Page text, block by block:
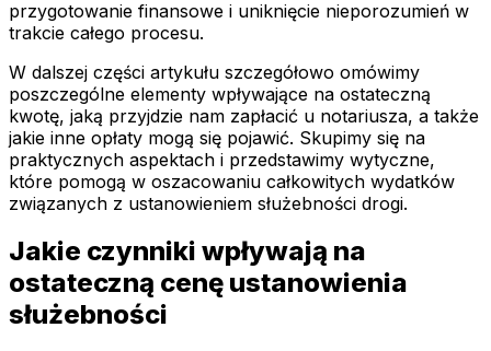
przygotowanie finansowe i uniknięcie nieporozumień w
trakcie całego procesu.
W dalszej części artykułu szczegółowo omówimy
poszczególne elementy wpływające na ostateczną
kwotę, jaką przyjdzie nam zapłacić u notariusza, a także
jakie inne opłaty mogą się pojawić. Skupimy się na
praktycznych aspektach i przedstawimy wytyczne,
które pomogą w oszacowaniu całkowitych wydatków
związanych z ustanowieniem służebności drogi.
Jakie czynniki wpływają na
ostateczną cenę ustanowienia
służebności